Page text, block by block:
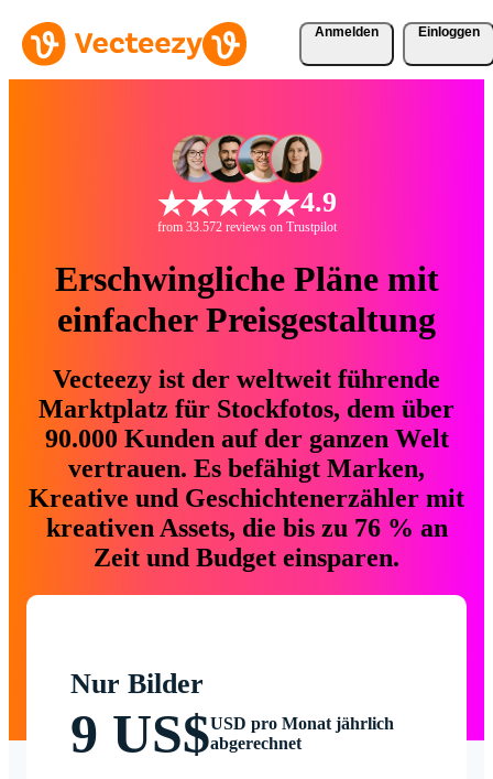
Anmelden Einloggen
4.9
from 33.572 reviews on Trustpilot
Erschwingliche Pläne mit
einfacher Preisgestaltung
Vecteezy ist der weltweit führende
Marktplatz für Stockfotos, dem über
90.000 Kunden auf der ganzen Welt
vertrauen. Es befähigt Marken,
Kreative und Geschichtenerzähler mit
kreativen Assets, die bis zu 76 % an
Zeit und Budget einsparen.
Nur Bilder
9 US$USD pro Monat jährlich
abgerechnet